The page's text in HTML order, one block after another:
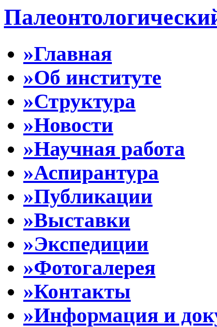
»Главная
»Об институте
»Структура
»Новости
»Научная работа
»Аспирантура
»Публикации
»Выставки
»Экспедиции
»Фотогалерея
»Контакты
»Информация и